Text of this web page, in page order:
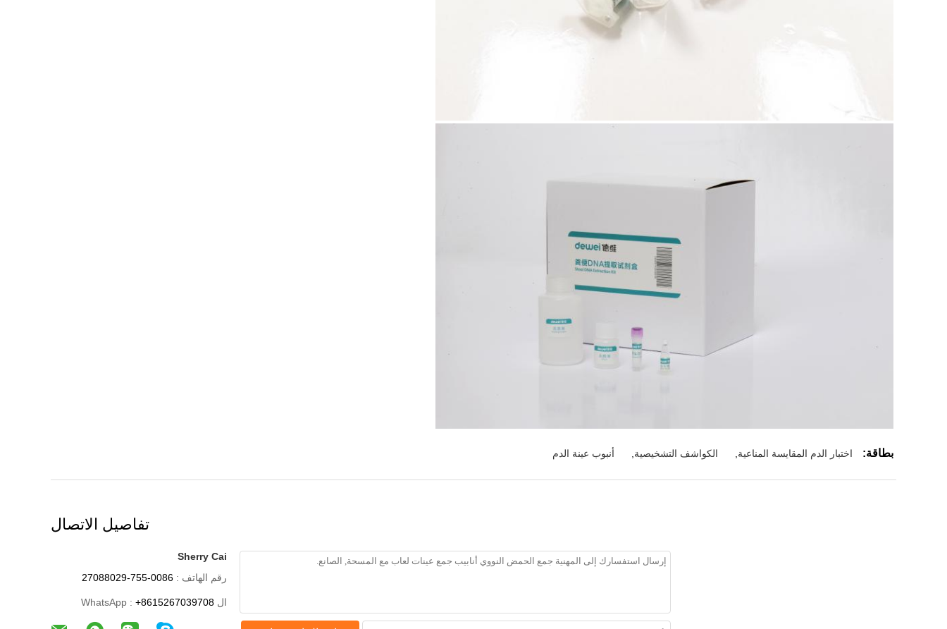
بطاقة: اختبار الدم المقايسة المناعية الكواشف التشخيصية أنبوب عينة الدم
تفاصيل الاتصال
Sherry Cai
رقم الهاتف :
ال WhatsApp : +8615267039708